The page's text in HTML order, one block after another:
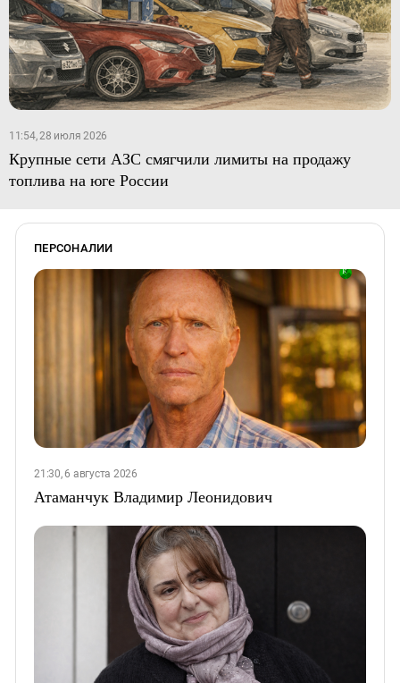
11:54, 28 июля 2026
Крупные сети АЗС смягчили лимиты на продажу
топлива на юге России
ПЕРСОНАЛИИ
21:30, 6 августа 2026
Атаманчук Владимир Леонидович